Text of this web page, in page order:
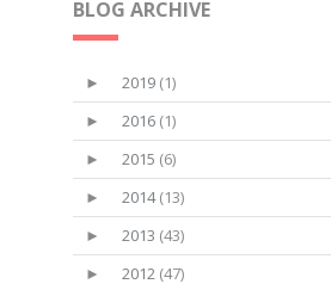
BLOG ARCHIVE
► 2019 (1)
► 2016 (1)
► 2015 (6)
► 2014 (13)
► 2013 (43)
► 2012 (47)